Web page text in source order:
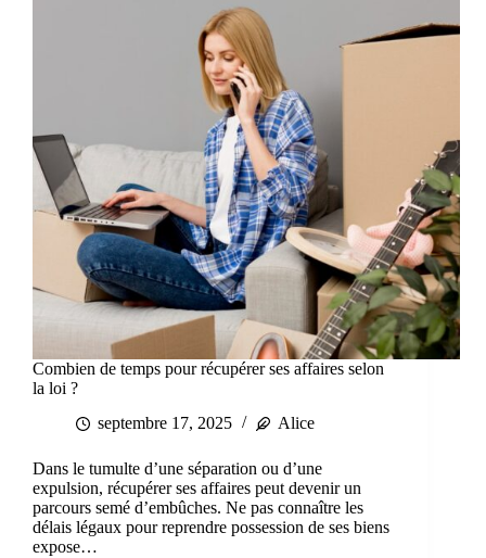
Combien de temps pour récupérer ses affaires selon
la loi ?
septembre 17, 2025
Alice
Dans le tumulte d’une séparation ou d’une
expulsion, récupérer ses affaires peut devenir un
parcours semé d’embûches. Ne pas connaître les
délais légaux pour reprendre possession de ses biens
expose…